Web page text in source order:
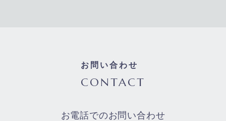
お問い合わせ
CONTACT
お電話でのお問い合わせ